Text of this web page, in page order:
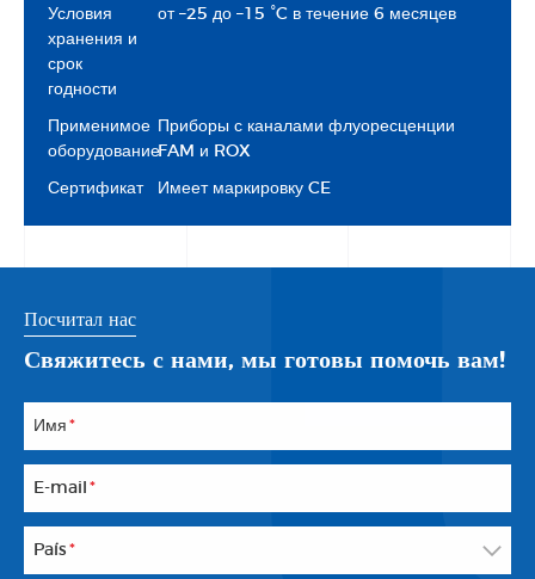
Условия
хранения и
срок
годности
от –25 до –15 °C в течение 6 месяцев
Применимое
оборудование
Приборы с каналами флуоресценции
FAM и ROX
Сертификат Имеет маркировку CE
Посчитал нас
Свяжитесь с нами, мы готовы помочь вам!
Имя *
E-mail *
País *